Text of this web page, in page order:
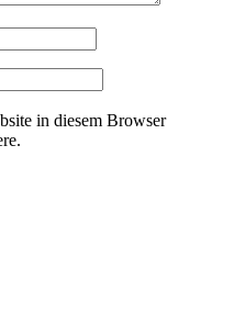
in diesem Browser